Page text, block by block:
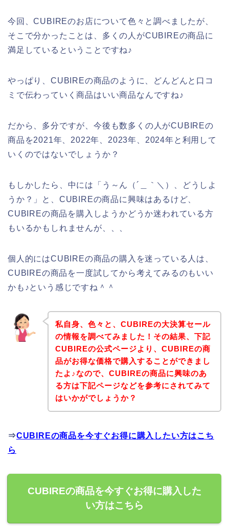
今回、CUBIREのお店について色々と調べましたが、
そこで分かったことは、多くの人がCUBIREの商品に
満足しているということですね♪
やっぱり、CUBIREの商品のように、どんどんと口コ
ミで伝わっていく商品はいい商品なんですね♪
だから、多分ですが、今後も数多くの人がCUBIREの
商品を2021年、2022年、2023年、2024年と利用して
いくのではないでしょうか？
もしかしたら、中には「う～ん（´＿｀＼）、どうしよ
うか？」と、CUBIREの商品に興味はあるけど、
CUBIREの商品を購入しようかどうか迷われている方
もいるかもしれませんが、、、
個人的にはCUBIREの商品の購入を迷っている人は、
CUBIREの商品を一度試してから考えてみるのもいい
かも♪という感じですね＾＾
私自身、色々と、CUBIREの大決算セール
の情報を調べてみました！その結果、下記
CUBIREの公式ページより、CUBIREの商
品がお得な価格で購入することができまし
たよ♪なので、CUBIREの商品に興味のあ
る方は下記ページなどを参考にされてみて
はいかがでしょうか？
⇒CUBIREの商品を今すぐお得に購入したい方はこち
ら
CUBIREの商品を今すぐお得に購入した
い方はこちら